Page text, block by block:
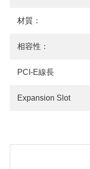
材質：
相容性：
PCI-E線長
Expansion Slot